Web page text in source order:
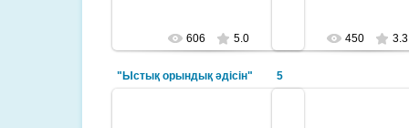
606 5.0 450 3.3
"Ыстық орындық әдісін" 5